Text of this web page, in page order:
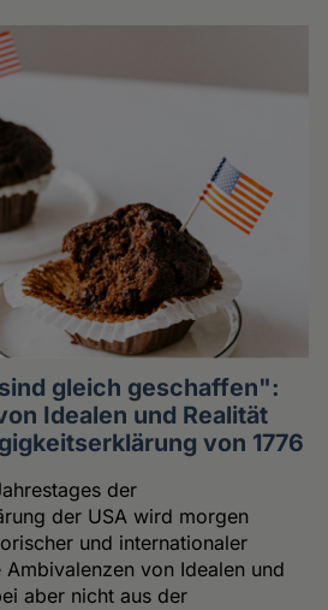
gleich geschaffen":
Idealen und Realität
von 1776
der
der USA wird morgen
und internationaler
von Idealen und
aber nicht aus der